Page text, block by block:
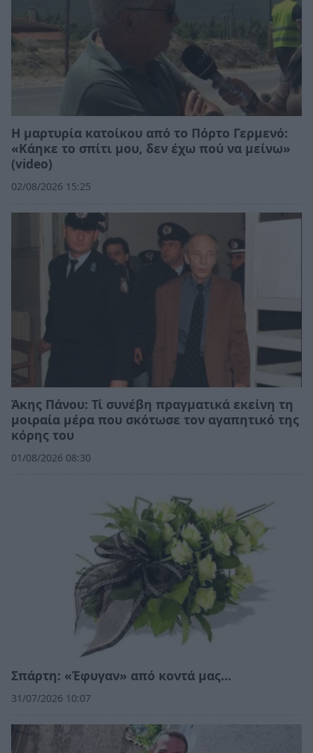
Η μαρτυρία κατοίκου από το Πόρτο Γερμενό:
«Κάηκε το σπίτι μου, δεν έχω πού να μείνω»
(video)
02/08/2026 15:25
Άκης Πάνου: Τί συνέβη πραγματικά εκείνη τη
μοιραία μέρα που σκότωσε τον αγαπητικό της
κόρης του
01/08/2026 08:30
Σπάρτη: «Έφυγαν» από κοντά μας…
31/07/2026 10:07